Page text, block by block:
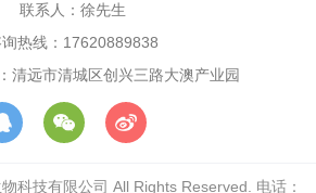
联系人：徐先生
询热线：17620889838
清远市清城区创兴三路大澳产业园
科技有限公司 All Rights Reserved. 电话：